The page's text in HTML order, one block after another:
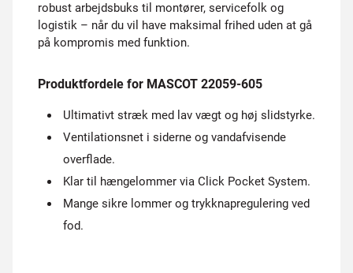
robust arbejdsbuks til montører, servicefolk og
logistik – når du vil have maksimal frihed uden at gå
på kompromis med funktion.
Produktfordele for MASCOT 22059-605
Ultimativt stræk med lav vægt og høj slidstyrke.
Ventilationsnet i siderne og vandafvisende
overflade.
Klar til hængelommer via Click Pocket System.
Mange sikre lommer og trykknapregulering ved
fod.